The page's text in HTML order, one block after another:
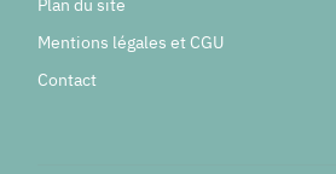
Plan du site
Mentions légales et CGU
Contact